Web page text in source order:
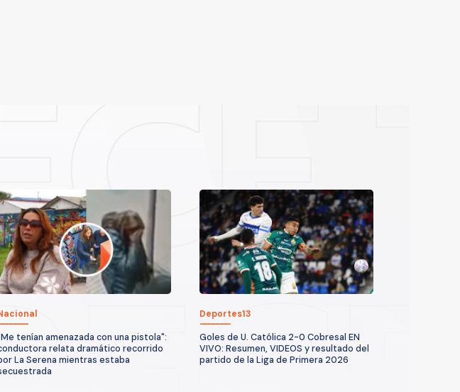
tenían amenazada con una pistola":
relata dramático recorrido
La Serena mientras estaba
Deportes13
Goles de U. Católica 2-0 Cobresal EN
VIVO: Resumen, VIDEOS y resultado del
partido de la Liga de Primera 2026